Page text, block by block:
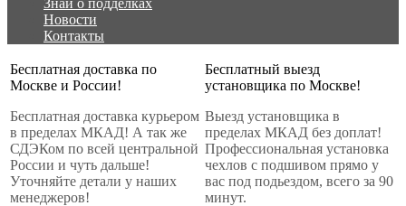
Знай о подделках
Новости
Контакты
Бесплатная доставка по
Москве и России!
Бесплатная доставка курьером
в пределах МКАД! А так же
СДЭКом по всей центральной
России и чуть дальше!
Уточняйте детали у наших
менеджеров!
Бесплатный выезд
установщика по Москве!
Выезд установщика в
пределах МКАД без доплат!
Профессиональная установка
чехлов с подшивом прямо у
вас под подьездом, всего за 90
минут.